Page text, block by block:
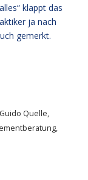
klappt das
ja nach
gemerkt.
Guido Quelle,
,